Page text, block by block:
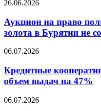
компаний
реальности
Аукцион
право
пользования
месторождением
в
не
состоялся
26.06.2026
Аукцион на право
золота в Бурятии не
Кредитные
в
I
квартале
объем
06.07.2026
Кредитные
объем выдач на 47%
Цены
06.07.2026